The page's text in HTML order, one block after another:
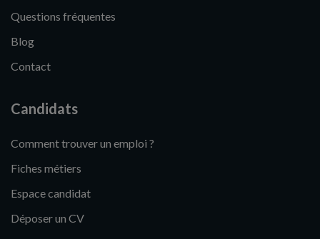
Questions fréquentes
Blog
Contact
Candidats
Comment trouver un emploi ?
Fiches métiers
Espace candidat
Déposer un CV